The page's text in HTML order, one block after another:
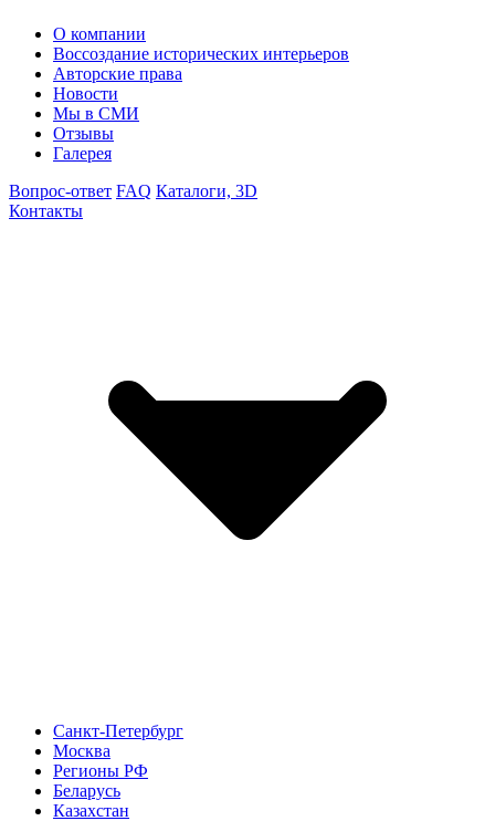
О компании
Воссоздание исторических интерьеров
Авторские права
Новости
Мы в СМИ
Отзывы
Галерея
Вопрос-ответ FAQ Каталоги, 3D
Контакты
Санкт-Петербург
Москва
Регионы РФ
Беларусь
Казахстан